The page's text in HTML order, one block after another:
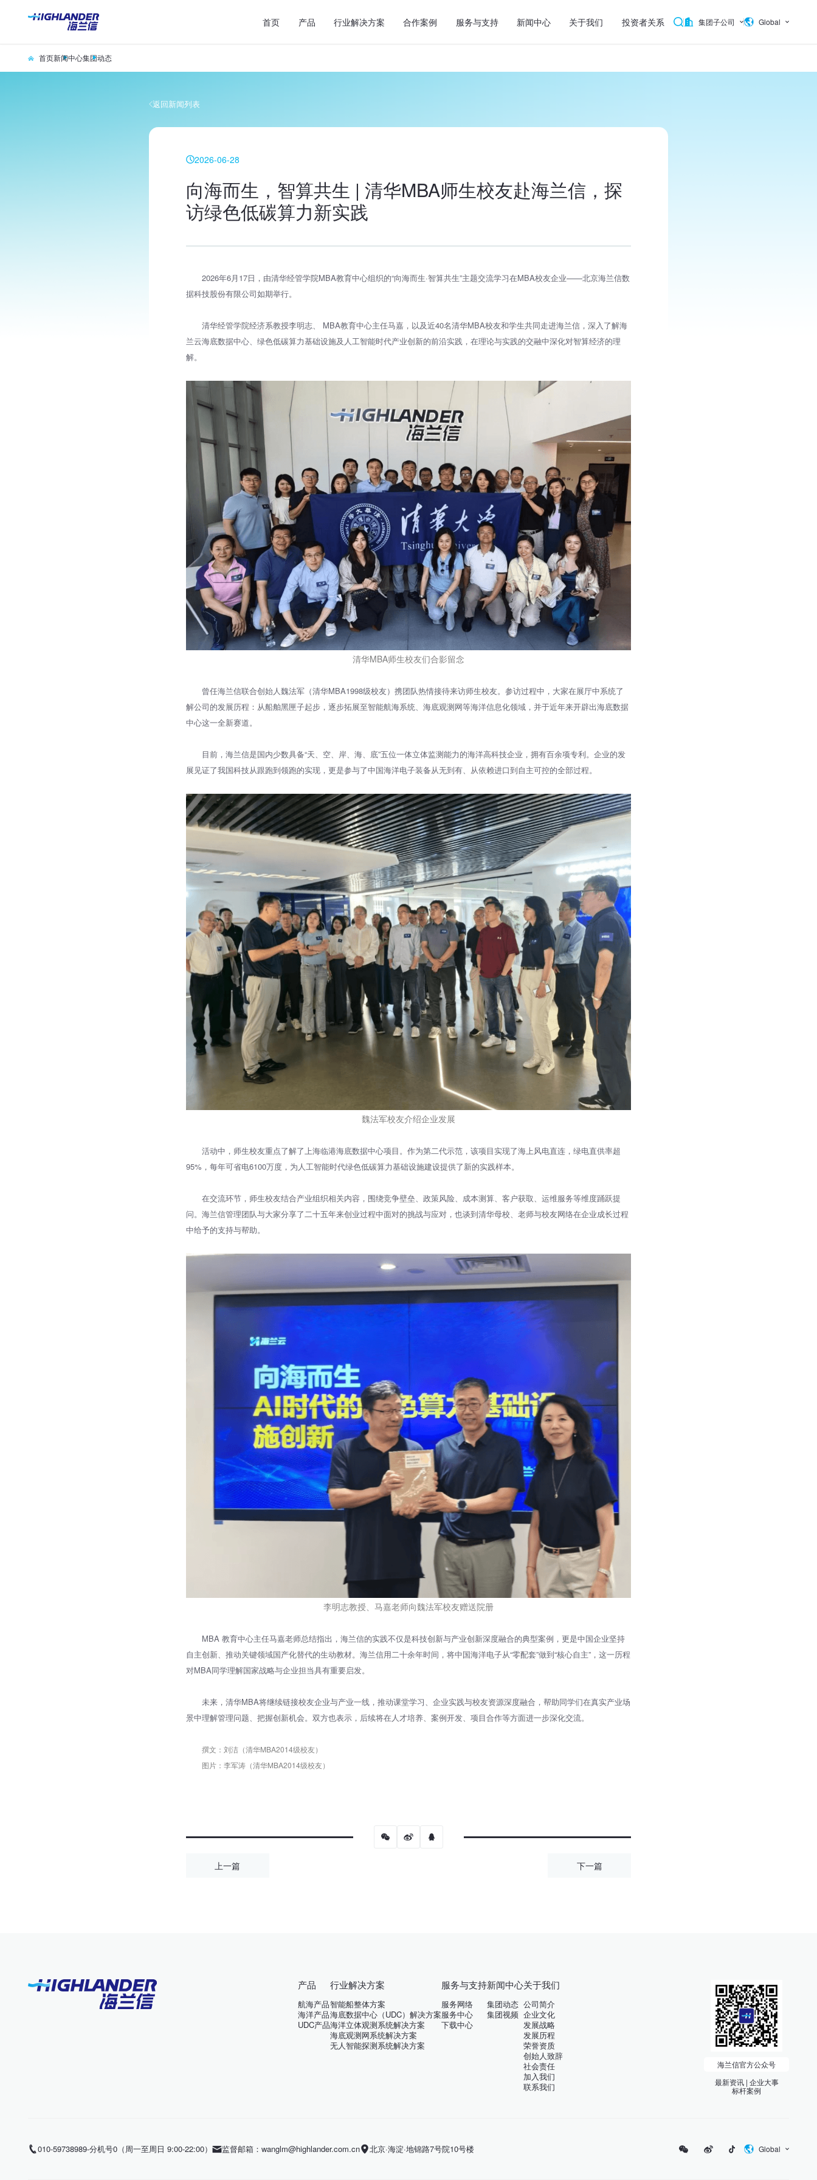
首页 产品 行业解决方案 合作案例 服务与支持 新闻中心 关于我们 投资者关系 集团子公司 Global
首页新闻中心集团动态
返回新闻列表
2026-06-28
向海而生，智算共生 | 清华MBA师生校友赴海兰信，探
访绿色低碳算力新实践
2026年6月17日，由清华经管学院MBA教育中心组织的“向海而生·智算共生”主题交流学习在MBA校友企业——北京海兰信数
据科技股份有限公司如期举行。
清华经管学院经济系教授李明志、 MBA教育中心主任马嘉，以及近40名清华MBA校友和学生共同走进海兰信，深入了解海
兰云海底数据中心、绿色低碳算力基础设施及人工智能时代产业创新的前沿实践，在理论与实践的交融中深化对智算经济的理
解。
清华MBA师生校友们合影留念
曾任海兰信联合创始人魏法军（清华MBA1998级校友）携团队热情接待来访师生校友。参访过程中，大家在展厅中系统了
解公司的发展历程：从船舶黑匣子起步，逐步拓展至智能航海系统、海底观测网等海洋信息化领域，并于近年来开辟出海底数据
中心这一全新赛道。
目前，海兰信是国内少数具备“天、空、岸、海、底”五位一体立体监测能力的海洋高科技企业，拥有百余项专利。企业的发
展见证了我国科技从跟跑到领跑的实现，更是参与了中国海洋电子装备从无到有、从依赖进口到自主可控的全部过程。
魏法军校友介绍企业发展
活动中，师生校友重点了解了上海临港海底数据中心项目。作为第二代示范，该项目实现了海上风电直连，绿电直供率超
95%，每年可省电6100万度，为人工智能时代绿色低碳算力基础设施建设提供了新的实践样本。
在交流环节，师生校友结合产业组织相关内容，围绕竞争壁垒、政策风险、成本测算、客户获取、运维服务等维度踊跃提
问。海兰信管理团队与大家分享了二十五年来创业过程中面对的挑战与应对，也谈到清华母校、老师与校友网络在企业成长过程
中给予的支持与帮助。
李明志教授、马嘉老师向魏法军校友赠送院册
MBA 教育中心主任马嘉老师总结指出，海兰信的实践不仅是科技创新与产业创新深度融合的典型案例，更是中国企业坚持
自主创新、推动关键领域国产化替代的生动教材。海兰信用二十余年时间，将中国海洋电子从“零配套”做到“核心自主”，这一历程
对MBA同学理解国家战略与企业担当具有重要启发。
未来，清华MBA将继续链接校友企业与产业一线，推动课堂学习、企业实践与校友资源深度融合，帮助同学们在真实产业场
景中理解管理问题、把握创新机会。双方也表示，后续将在人才培养、案例开发、项目合作等方面进一步深化交流。
撰文：刘洁（清华MBA2014级校友）
图片：李军涛（清华MBA2014级校友）
上一篇 下一篇
产品
航海产品
海洋产品
UDC产品
行业解决方案
智能船整体方案
海底数据中心（UDC）解决方案
海洋立体观测系统解决方案
海底观测网系统解决方案
无人智能探测系统解决方案
服务与支持
服务网络
服务中心
下载中心
新闻中心
集团动态
集团视频
关于我们
公司简介
企业文化
发展战略
发展历程
荣誉资质
创始人致辞
社会责任
加入我们
联系我们
海兰信官方公众号
最新资讯 | 企业大事
标杆案例
010-59738989-分机号0（周一至周日 9:00-22:00） 监督邮箱：wanglm@highlander.com.cn 北京·海淀·地锦路7号院10号楼 Global